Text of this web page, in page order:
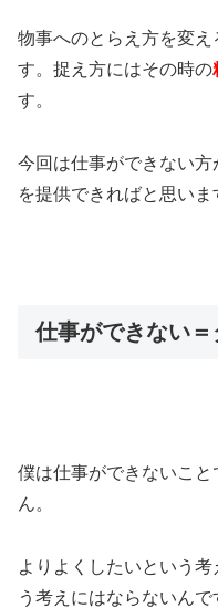
物事へのとらえ方を変え
す。捉え方にはその時の
す。
今回は仕事ができない
を提供できればと思いま
仕事ができない
僕は仕事ができないこ
ん。
よりよくしたいという
う考えにはならないんで